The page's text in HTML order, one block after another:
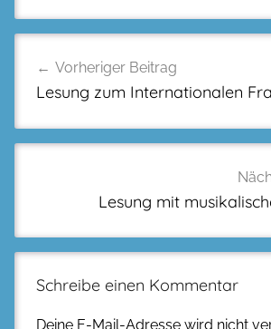
Vorheriger Beitrag
Lesung zum Internationalen
Lesung mit
Schreibe einen Kommentar
Deine E-Mail-Adresse wird nicht